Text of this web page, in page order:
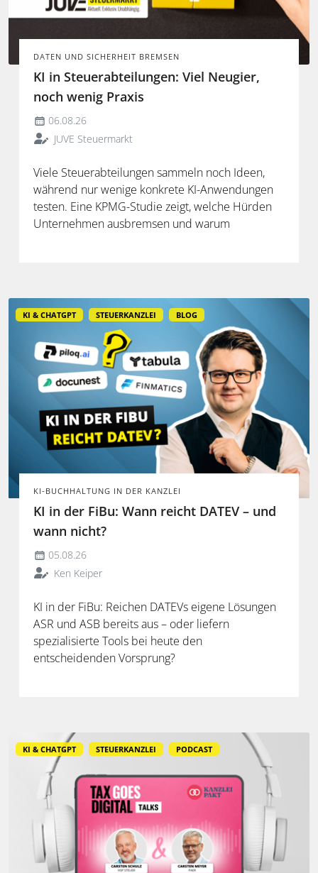
DATEN UND SICHERHEIT BREMSEN
KI in Steuerabteilungen: Viel Neugier,
noch wenig Praxis
06.08.26
JUVE Steuermarkt
Viele Steuerabteilungen sammeln noch Ideen,
während nur wenige konkrete KI-Anwendungen
testen. Eine KPMG-Studie zeigt, welche Hürden
Unternehmen ausbremsen und warum
KI & CHATGPT STEUERKANZLEI BLOG
KI-BUCHHALTUNG IN DER KANZLEI
KI in der FiBu: Wann reicht DATEV – und
wann nicht?
05.08.26
Ken Keiper
KI in der FiBu: Reichen DATEVs eigene Lösungen
ASR und ASB bereits aus – oder liefern
spezialisierte Tools bei heute den
entscheidenden Vorsprung?
KI & CHATGPT STEUERKANZLEI PODCAST